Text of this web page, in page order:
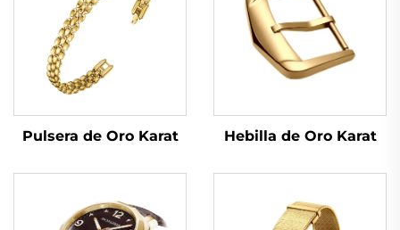
Pulsera de Oro Karat Hebilla de Oro Karat